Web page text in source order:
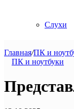
Слухи
Главная/ПК и
ПК и ноутбуки